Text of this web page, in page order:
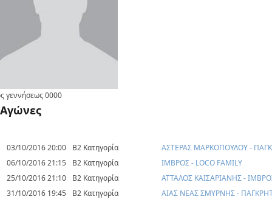
γεννήσεως0000
Αγώνες
03/10/2016 20:00 Β2 Κατηγορία
ΑΣΤΕΡΑΣ ΜΑΡΚΟΠΟΥΛΟΥ -
06/10/2016 21:15
Β2 Κατηγορία
ΙΜΒΡΟΣ - LOCO FAMILY
25/10/2016 21:10
Β2 Κατηγορία
ΑΤΤΑΛΟΣ ΚΑΙΣΑΡΙΑΝΗΣ -
31/10/2016 19:45
Β2 Κατηγορία
ΑΙΑΣ ΝΕΑΣ ΣΜΥΡΝΗΣ -